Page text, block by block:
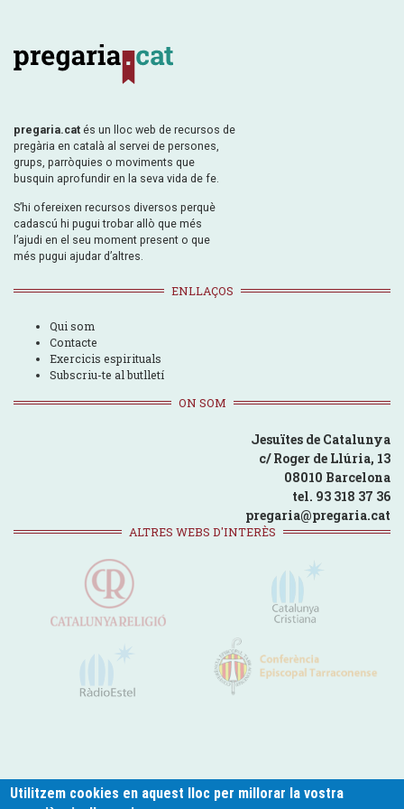
pregaria.cat és un lloc web de recursos de
pregària en català al servei de persones,
grups, parròquies o moviments que
busquin aprofundir en la seva vida de fe.
S’hi ofereixen recursos diversos perquè
cadascú hi pugui trobar allò que més
l’ajudi en el seu moment present o que
més pugui ajudar d’altres.
ENLLAÇOS
Qui som
Contacte
Exercicis espirituals
Subscriu-te al butlletí
ON SOM
Jesuïtes de Catalunya
c/ Roger de Llúria, 13
08010 Barcelona
tel. 93 318 37 36
pregaria@pregaria.cat
ALTRES WEBS D'INTERÈS
Utilitzem cookies en aquest lloc per millorar la vostra